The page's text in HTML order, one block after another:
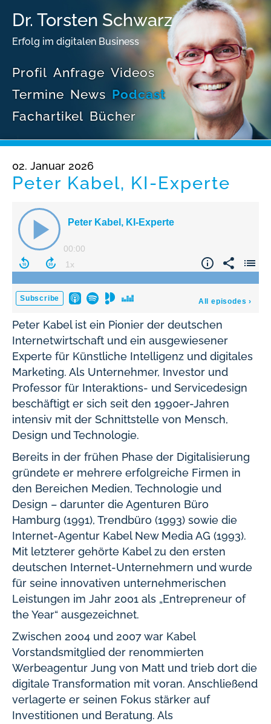
Dr. Torsten Schwarz
Erfolg im digitalen Business
Profil Anfrage Videos
Termine News Podcast
Fachartikel Bücher
02. Januar 2026
Peter Kabel, KI-Experte
Peter Kabel ist ein Pionier der deutschen
Internetwirtschaft und ein ausgewiesener
Experte für Künstliche Intelligenz und digitales
Marketing. Als Unternehmer, Investor und
Professor für Interaktions- und Servicedesign
beschäftigt er sich seit den 1990er-Jahren
intensiv mit der Schnittstelle von Mensch,
Design und Technologie.
Bereits in der frühen Phase der Digitalisierung
gründete er mehrere erfolgreiche Firmen in
den Bereichen Medien, Technologie und
Design – darunter die Agenturen Büro
Hamburg (1991), Trendbüro (1993) sowie die
Internet-Agentur Kabel New Media AG (1993).
Mit letzterer gehörte Kabel zu den ersten
deutschen Internet-Unternehmern und wurde
für seine innovativen unternehmerischen
Leistungen im Jahr 2001 als „Entrepreneur of
the Year“ ausgezeichnet.
Zwischen 2004 und 2007 war Kabel
Vorstandsmitglied der renommierten
Werbeagentur Jung von Matt und trieb dort die
digitale Transformation mit voran. Anschließend
verlagerte er seinen Fokus stärker auf
Investitionen und Beratung. Als